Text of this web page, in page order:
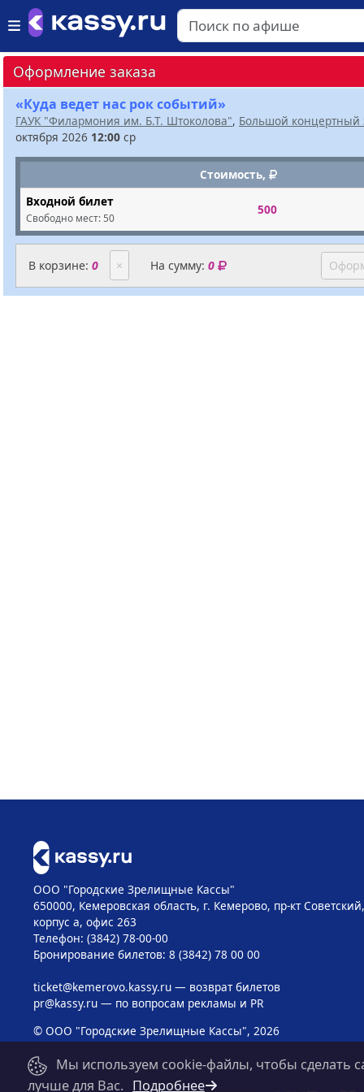
Оформление заказа
«Куда ведет нас рок событий»
ГАУК "Филармония им. Б.Т. Штоколова", Большой концертный
октября 2026 12:00 ср
Стоимость,
Входной билет
Свободно мест: 50
500
В корзине: 0 × На сумму:0
ООО "Городские Зрелищные Кассы"
650000, Кемеровская область, г. Кемерово, пр-кт
корпус а, офис 263
Телефон: (3842) 78-00-00
Бронирование билетов: 8 (3842) 78 00 00
ticket@kemerovo.kassy.ru— возврат билетов
pr@kassy.ru— по вопросам рекламы и PR
© ООО "Городские Зрелищные Кассы", 2026
Мы используем cookie-файлы, чтобы сделать
лучше для Вас. Подробнее